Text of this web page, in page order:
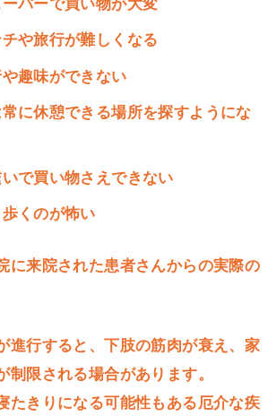
パーで買い物が大変
や旅行が難しくなる
趣味ができない
に休憩できる場所を探すようにな
で買い物さえできない
くのが怖い
に来院された患者さんからの実際の
進行すると、下肢の筋肉が衰え、家
制限される場合があります。
たきりになる可能性もある厄介な疾